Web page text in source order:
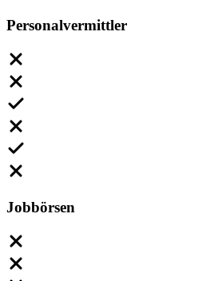
Personalvermittler
Jobbörsen